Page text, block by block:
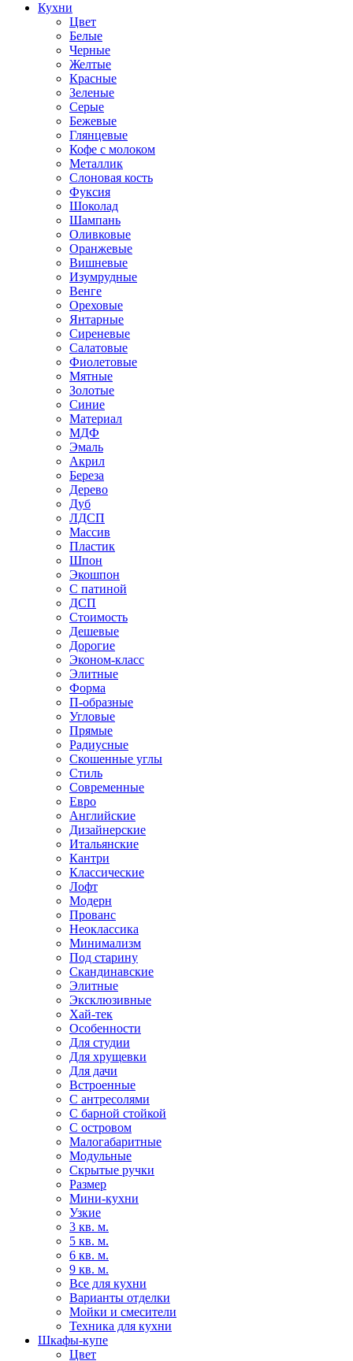
Кухни
Цвет
Белые
Черные
Желтые
Красные
Зеленые
Серые
Бежевые
Глянцевые
Кофе с молоком
Металлик
Слоновая кость
Фуксия
Шоколад
Шампань
Оливковые
Оранжевые
Вишневые
Изумрудные
Венге
Ореховые
Янтарные
Сиреневые
Салатовые
Фиолетовые
Мятные
Золотые
Синие
Материал
МДФ
Эмаль
Акрил
Береза
Дерево
Дуб
ЛДСП
Массив
Пластик
Шпон
Экошпон
С патиной
ДСП
Стоимость
Дешевые
Дорогие
Эконом-класс
Элитные
Форма
П-образные
Угловые
Прямые
Радиусные
Скошенные углы
Стиль
Современные
Евро
Английские
Дизайнерские
Итальянские
Кантри
Классические
Лофт
Модерн
Прованс
Неоклассика
Минимализм
Под старину
Скандинавские
Элитные
Эксклюзивные
Хай-тек
Особенности
Для студии
Для хрущевки
Для дачи
Встроенные
С антресолями
С барной стойкой
С островом
Малогабаритные
Модульные
Скрытые ручки
Размер
Мини-кухни
Узкие
3 кв. м.
5 кв. м.
6 кв. м.
9 кв. м.
Все для кухни
Варианты отделки
Мойки и смесители
Техника для кухни
Шкафы-купе
Цвет